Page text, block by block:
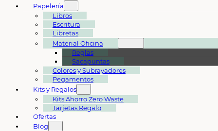
Papelería
Libros
Escritura
Libretas
Material Oficina
Reglas
Sacapuntas
Colores y Subrayadores
Pegamentos
Kits y Regalos
Kits Ahorro Zero Waste
Tarjetas Regalo
Ofertas
Blog